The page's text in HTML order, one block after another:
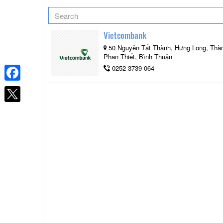
Vietcombank
50 Nguyễn Tất Thành, Hưng Long,
Phan Thiết, Bình Thuận
0252 3739 064
Facebook